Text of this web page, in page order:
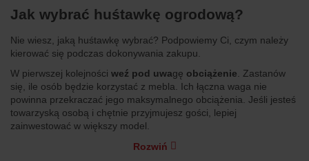
Jak wybrać huśtawkę ogrodową?
Nie wiesz, jaką huśtawkę wybrać? Podpowiemy Ci, czym należy
kierować się podczas dokonywania zakupu.
W pierwszej kolejności weź pod uwagę obciążenie . Zastanów
się, ile osób będzie korzystać z mebla. Ich łączna waga nie
powinna przekraczać jego maksymalnego obciążenia. Jeśli jesteś
towarzyską osobą i chętnie przyjmujesz gości, lepiej
zainwestować w większy model.
Rozwiń